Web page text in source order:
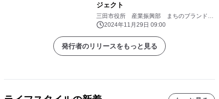
ジェクト
三田市役所 産業振興部 まちのブランド観
光課2024年11月29日 09:00
発行者のリリースをもっと見る